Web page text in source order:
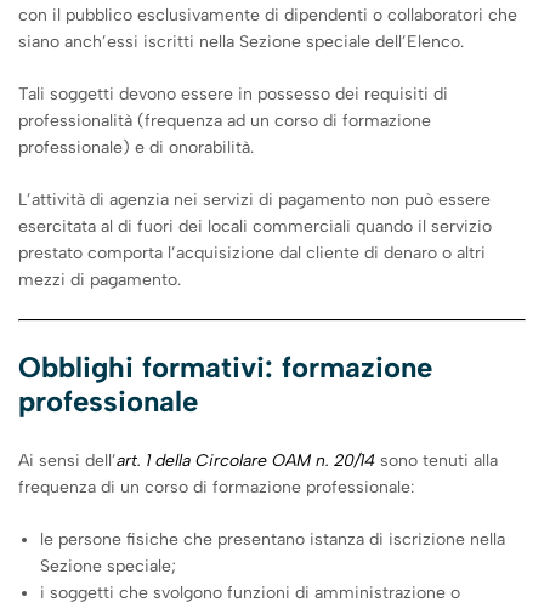
con il pubblico esclusivamente di dipendenti o collaboratori che
siano anch’essi iscritti nella Sezione speciale dell’Elenco.
Tali soggetti devono essere in possesso dei requisiti di
professionalità (frequenza ad un corso di formazione
professionale) e di onorabilità.
L’attività di agenzia nei servizi di pagamento non può essere
esercitata al di fuori dei locali commerciali quando il servizio
prestato comporta l’acquisizione dal cliente di denaro o altri
mezzi di pagamento.
Obblighi formativi: formazione
professionale
Ai sensi dell’art. 1 della Circolare OAM n. 20/14 sono tenuti alla
frequenza di un corso di formazione professionale:
le persone fisiche che presentano istanza di iscrizione nella
Sezione speciale;
i soggetti che svolgono funzioni di amministrazione o